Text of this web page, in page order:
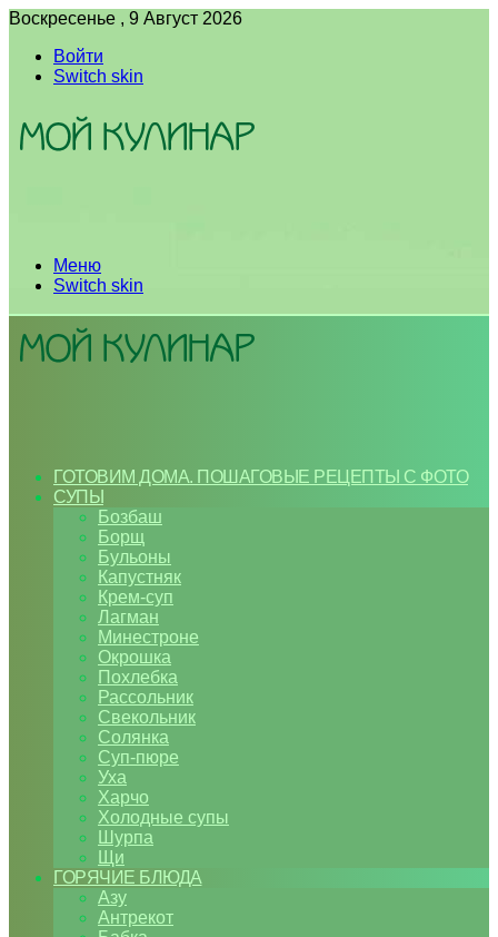
Воскресенье , 9 Август 2026
Войти
Switch skin
Меню
Switch skin
ГОТОВИМ ДОМА. ПОШАГОВЫЕ РЕЦЕПТЫ С ФОТО
СУПЫ
Бозбаш
Борщ
Бульоны
Капустняк
Крем-суп
Лагман
Минестроне
Окрошка
Похлебка
Рассольник
Свекольник
Солянка
Суп-пюре
Уха
Харчо
Холодные супы
Шурпа
Щи
ГОРЯЧИЕ БЛЮДА
Азу
Антрекот